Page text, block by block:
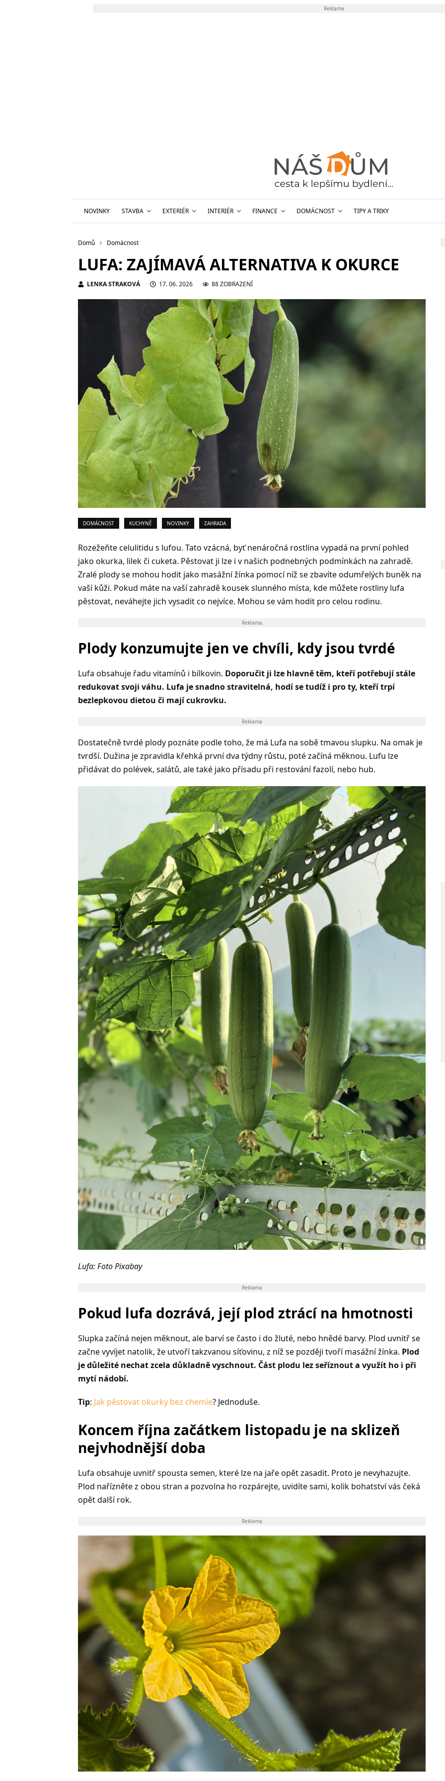
Reklama
NOVINKY STAVBA EXTERIÉR INTERIÉR FINANCE DOMÁCNOST TIPY A TRIKY
Domů Domácnost
LUFA: ZAJÍMAVÁ ALTERNATIVA K OKURCE
LENKA STRAKOVÁ 17. 06. 2026 88 ZOBRAZENÍ
DOMÁCNOST KUCHYNĚ NOVINKY ZAHRADA
Rozežeňte celulitidu s lufou. Tato vzácná, byť nenáročná rostlina vypadá na první pohled
jako okurka, lilek či cuketa. Pěstovat ji lze i v našich podnebných podmínkách na zahradě.
Zralé plody se mohou hodit jako masážní žínka pomocí níž se zbavíte odumřelých buněk na
vaší kůži. Pokud máte na vaší zahradě kousek slunného místa, kde můžete rostliny lufa
pěstovat, neváhejte jich vysadit co nejvíce. Mohou se vám hodit pro celou rodinu.
Reklama
Plody konzumujte jen ve chvíli, kdy jsou tvrdé
Lufa obsahuje řadu vitamínů i bílkovin. Doporučit ji lze hlavně těm, kteří potřebují stále
redukovat svoji váhu. Lufa je snadno stravitelná, hodí se tudíž i pro ty, kteří trpí
bezlepkovou dietou či mají cukrovku.
Reklama
Dostatečně tvrdé plody poznáte podle toho, že má Lufa na sobě tmavou slupku. Na omak je
tvrdší. Dužina je zpravidla křehká první dva týdny růstu, poté začíná měknou. Lufu lze
přidávat do polévek, salátů, ale také jako přísadu při restování fazolí, nebo hub.
Lufa: Foto Pixabay
Reklama
Pokud lufa dozrává, její plod ztrácí na hmotnosti
Slupka začíná nejen měknout, ale barví se často i do žluté, nebo hnědé barvy. Plod uvnitř se
začne vyvíjet natolik, že utvoří takzvanou síťovinu, z níž se později tvoří masážní žínka. Plod
je důležité nechat zcela důkladně vyschnout. Část plodu lez seříznout a využít ho i při
mytí nádobí.
Tip: Jak pěstovat okurky bez chemie? Jednoduše.
Koncem října začátkem listopadu je na sklizeň
nejvhodnější doba
Lufa obsahuje uvnitř spousta semen, které lze na jaře opět zasadit. Proto je nevyhazujte.
Plod nařízněte z obou stran a pozvolna ho rozpárejte, uvidíte sami, kolik bohatství vás čeká
opět další rok.
Reklama